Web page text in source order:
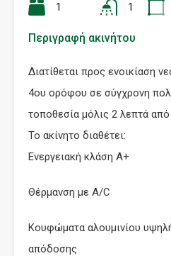
1 1
Περιγραφή ακινήτου
Διατίθεται προς ενοικίαση
4ου ορόφου σε σύγχρονη
τοποθεσία μόλις 2 λεπτά
Το ακίνητο διαθέτει:
Ενεργειακή κλάση Α+
Θέρμανση με Α/C
Κουφώματα αλουμινίου
απόδοσης